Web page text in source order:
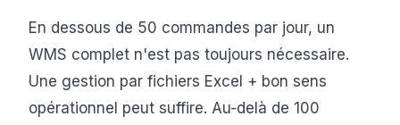
En dessous de 50 commandes par jour, un
WMS complet n'est pas toujours nécessaire.
Une gestion par fichiers Excel + bon sens
opérationnel peut suffire. Au-delà de 100